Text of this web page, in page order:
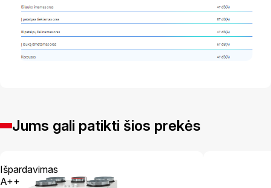
Jums gali patikti šios prekės
Išpardavimas
A++